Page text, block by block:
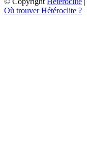
Où trouver Hétéroclite ?